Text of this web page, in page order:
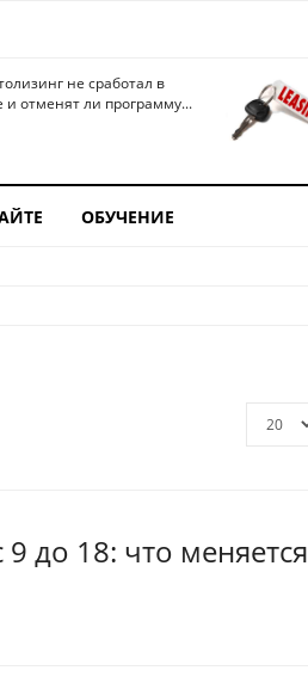
не сработал в
и отменят ли программу...
ОБУЧЕНИЕ
до 18: что меняется